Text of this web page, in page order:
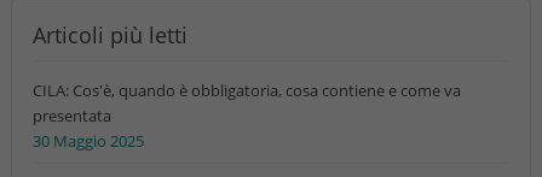
Articoli più letti
CILA: Cos'è, quando è obbligatoria, cosa contiene e come va
presentata
30 Maggio 2025